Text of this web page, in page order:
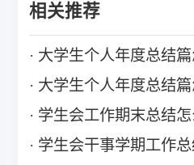
相关推荐
大学生个人年度总结
大学生个人年度总结
学生会工作期末总结
学生会干事学期工作